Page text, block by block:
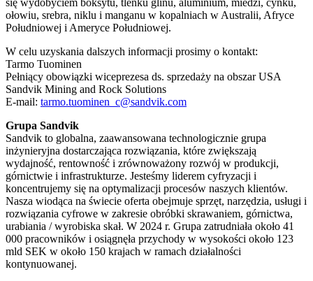
się wydobyciem boksytu, tlenku glinu, aluminium, miedzi, cynku,
ołowiu, srebra, niklu i manganu w kopalniach w Australii, Afryce
Południowej i Ameryce Południowej.
W celu uzyskania dalszych informacji prosimy o kontakt:
Tarmo Tuominen
Pełniący obowiązki wiceprezesa ds. sprzedaży na obszar USA
Sandvik Mining and Rock Solutions
E-mail: tarmo.tuominen_c@sandvik.com
Grupa Sandvik
Sandvik to globalna, zaawansowana technologicznie grupa
inżynieryjna dostarczająca rozwiązania, które zwiększają
wydajność, rentowność i zrównoważony rozwój w produkcji,
górnictwie i infrastrukturze. Jesteśmy liderem cyfryzacji i
koncentrujemy się na optymalizacji procesów naszych klientów.
Nasza wiodąca na świecie oferta obejmuje sprzęt, narzędzia, usługi i
rozwiązania cyfrowe w zakresie obróbki skrawaniem, górnictwa,
urabiania / wyrobiska skał. W 2024 r. Grupa zatrudniała około 41
000 pracowników i osiągnęła przychody w wysokości około 123
mld SEK w około 150 krajach w ramach działalności
kontynuowanej.